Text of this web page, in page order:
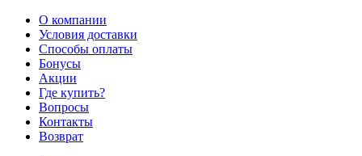
О компании
Условия доставки
Способы оплаты
Бонусы
Акции
Где купить?
Вопросы
Контакты
Возврат